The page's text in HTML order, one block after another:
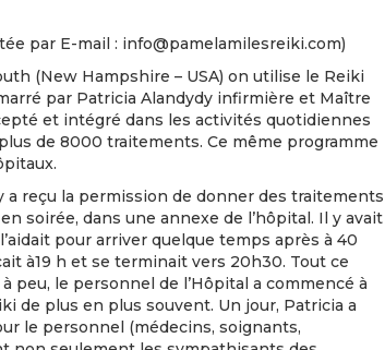
par E-mail : info@pamelamilesreiki.com)
(New Hampshire – USA) on utilise le Reiki
par Patricia Alandydy infirmière et Maître
et intégré dans les activités quotidiennes
de 8000 traitements. Ce même programme
a reçu la permission de donner des traitements
soirée, dans une annexe de l’hôpital. Il y avait
pour arriver quelque temps après à 40
à19 h et se terminait vers 20h30. Tout ce
peu, le personnel de l’Hôpital a commencé à
de plus en plus souvent. Un jour, Patricia a
le personnel (médecins, soignants,